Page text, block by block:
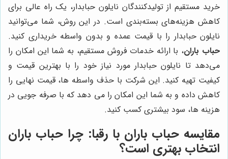
خرید مستقیم از تولیدکنندگان نایلون حبابدار، یک راه عالی برای
کاهش هزینه‌های بسته‌بندی است. در این روش، شما می‌توانید
نایلون حبابدار را با قیمت عمده و بدون واسطه خریداری کنید.
حباب باران، با ارائه خدمات فروش مستقیم، به شما این امکان را
می‌دهد تا نایلون حبابدار مورد نیاز خود را با بهترین قیمت و
کیفیت تهیه کنید. این شرکت با حذف واسطه ها، قیمت نهایی را
کاهش داده و به شما این امکان را می دهد که با صرفه جویی در
هزینه ها، سود بیشتری کسب کنید.
مقایسه حباب باران با رقبا: چرا حباب باران
انتخاب بهتری است؟